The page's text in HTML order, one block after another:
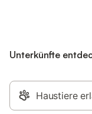
Unterkünfte
Haustiere